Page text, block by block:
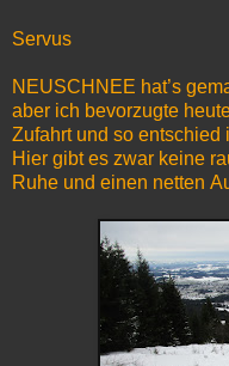
Servus
NEUSCHNEE hat’s
aber ich bevorzugte
Zufahrt und so entschied
Hier gibt es zwar keine
Ruhe und einen netten